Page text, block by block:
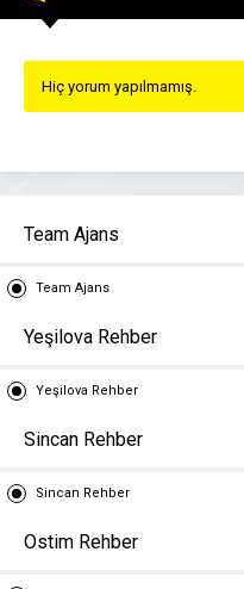
Hiç yorum yapılmamış.
Team Ajans
Team Ajans
Yeşilova Rehber
Yeşilova Rehber
Sincan Rehber
Sincan Rehber
Ostim Rehber